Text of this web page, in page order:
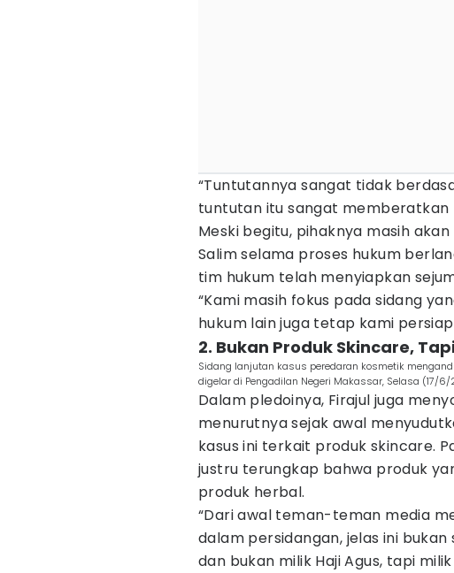
“Tuntutannya sangat tidak
tuntutan itu sangat memberatkan
Meski begitu, pihaknya masih
Salim selama proses hukum
tim hukum telah menyiapkan
“Kami masih fokus pada sidang
hukum lain juga tetap kami
2. Bukan Produk Skincare,
Sidang lanjutan kasus peredaran kosmetik
digelar di Pengadilan Negeri Makassar, Selasa (17/
Dalam pledoinya, Firajul juga
menurutnya sejak awal
kasus ini terkait produk skincare.
justru terungkap bahwa produk
produk herbal.
“Dari awal teman-teman media
dalam persidangan, jelas ini
dan bukan milik Haji Agus, tapi